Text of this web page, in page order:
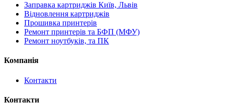
Заправка картриджів Київ, Львів
Відновлення картриджів
Прошивка принтерів
Ремонт принтерів та БФП (МФУ)
Ремонт ноутбуків, та ПК
Компанія
Контакти
Контакти